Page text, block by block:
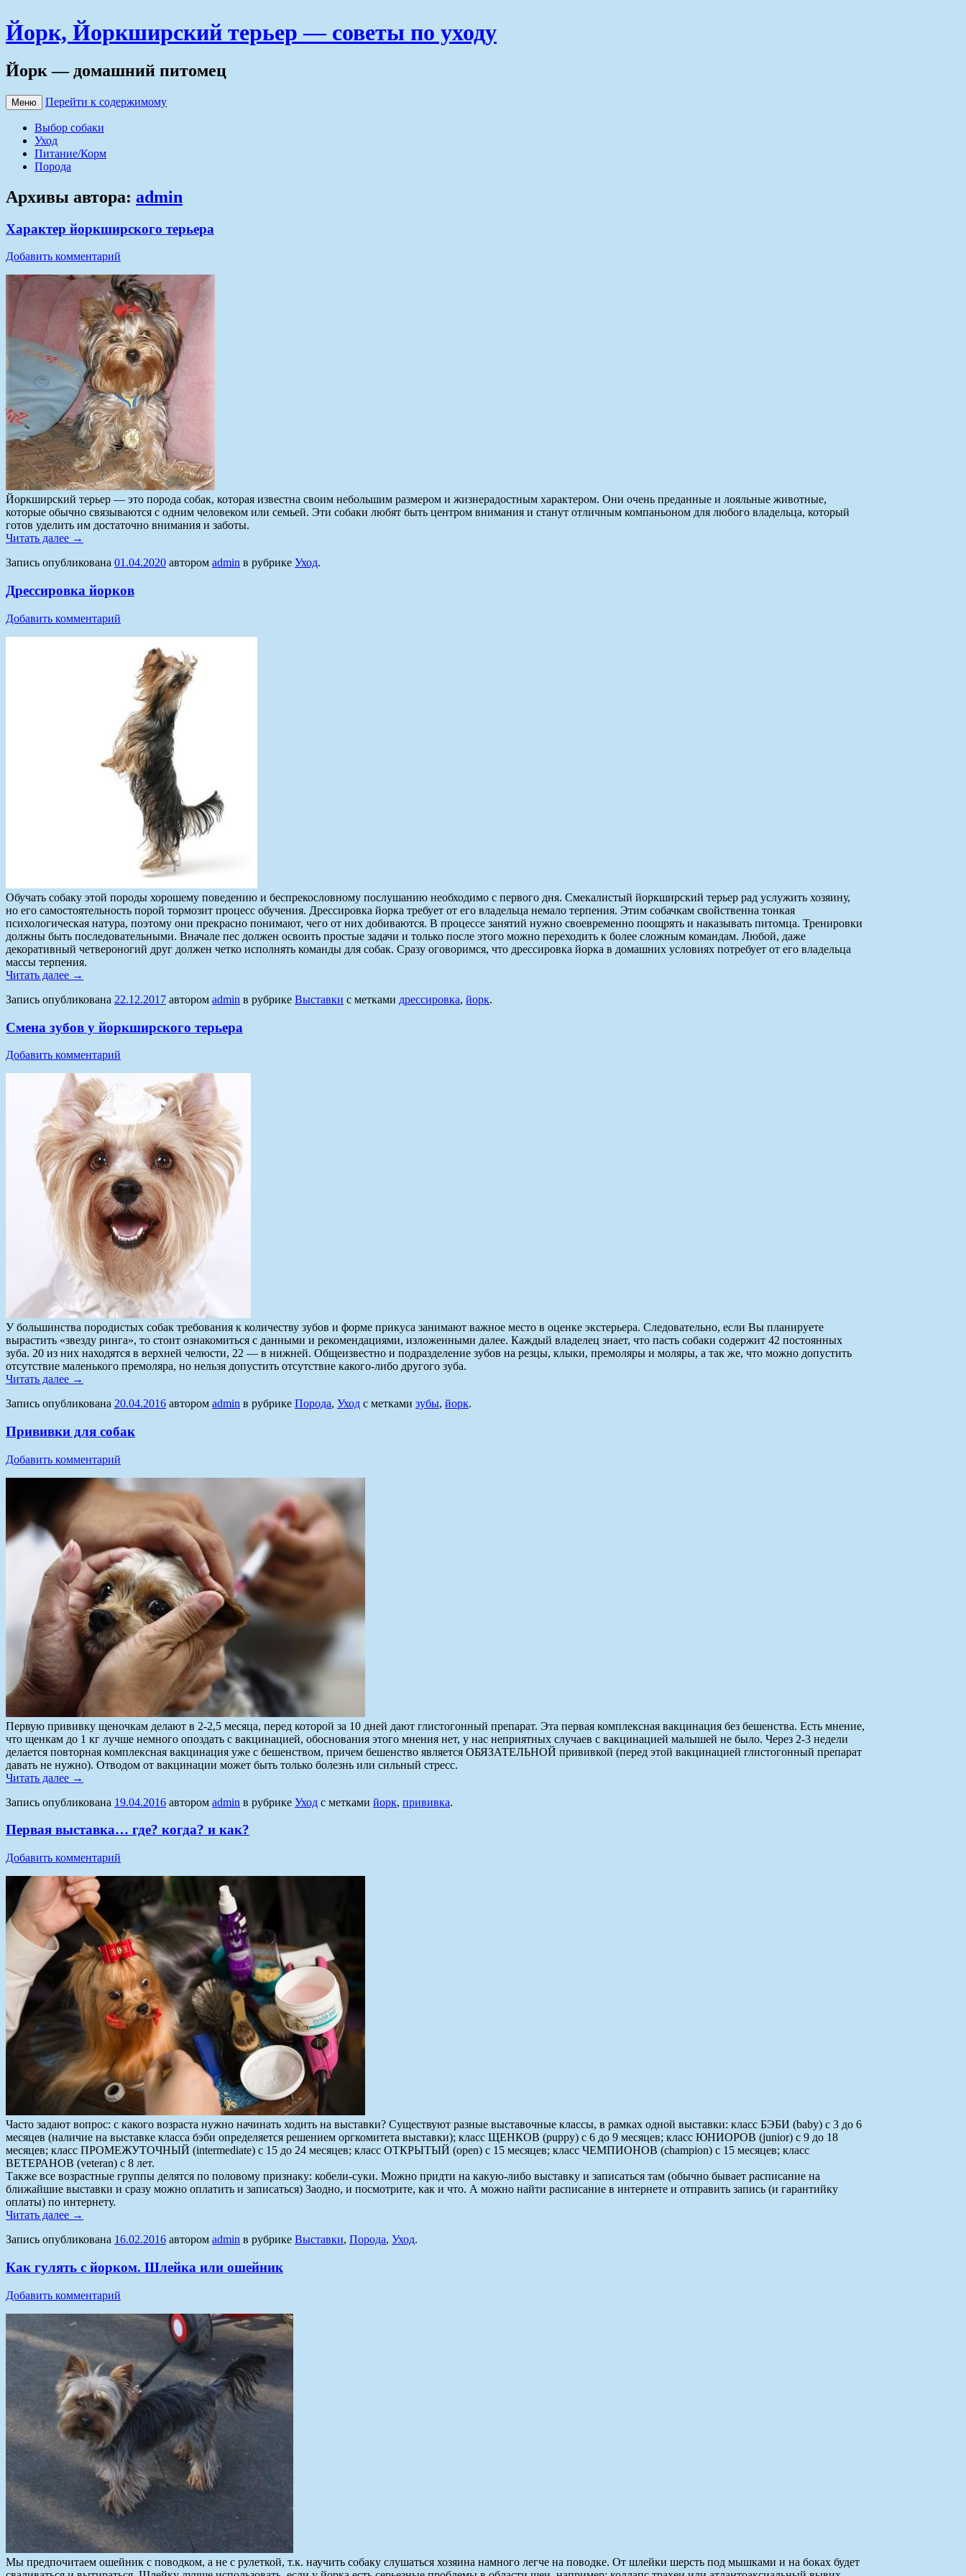
Йорк, Йоркширский терьер — советы по уходу
Йорк — домашний питомец
Меню Перейти к содержимому
Выбор собаки
Уход
Питание/Корм
Порода
Архивы автора: admin
Характер йоркширского терьера
Добавить комментарий
Йоркширский терьер — это порода собак, которая известна своим небольшим размером и жизнерадостным характером. Они очень преданные и лояльные животные,
которые обычно связываются с одним человеком или семьей. Эти собаки любят быть центром внимания и станут отличным компаньоном для любого владельца, который
готов уделить им достаточно внимания и заботы.
Читать далее →
Запись опубликована 01.04.2020 автором admin в рубрике Уход.
Дрессировка йорков
Добавить комментарий
Обучать собаку этой породы хорошему поведению и беспрекословному послушанию необходимо с первого дня. Смекалистый йоркширский терьер рад услужить хозяину,
но его самостоятельность порой тормозит процесс обучения. Дрессировка йорка требует от его владельца немало терпения. Этим собачкам свойственна тонкая
психологическая натура, поэтому они прекрасно понимают, чего от них добиваются. В процессе занятий нужно своевременно поощрять и наказывать питомца. Тренировки
должны быть последовательными. Вначале пес должен освоить простые задачи и только после этого можно переходить к более сложным командам. Любой, даже
декоративный четвероногий друг должен четко исполнять команды для собак. Сразу оговоримся, что дрессировка йорка в домашних условиях потребует от его владельца
массы терпения.
Читать далее →
Запись опубликована 22.12.2017 автором admin в рубрике Выставки с метками дрессировка, йорк.
Смена зубов у йоркширского терьера
Добавить комментарий
У большинства породистых собак требования к количеству зубов и форме прикуса занимают важное место в оценке экстерьера. Следовательно, если Вы планируете
вырастить «звезду ринга», то стоит ознакомиться с данными и рекомендациями, изложенными далее. Каждый владелец знает, что пасть собаки содержит 42 постоянных
зуба. 20 из них находятся в верхней челюсти, 22 — в нижней. Общеизвестно и подразделение зубов на резцы, клыки, премоляры и моляры, а так же, что можно допустить
отсутствие маленького премоляра, но нельзя допустить отсутствие какого-либо другого зуба.
Читать далее →
Запись опубликована 20.04.2016 автором admin в рубрике Порода, Уход с метками зубы, йорк.
Прививки для собак
Добавить комментарий
Первую прививку щеночкам делают в 2-2,5 месяца, перед которой за 10 дней дают глистогонный препарат. Эта первая комплексная вакцинация без бешенства. Есть мнение,
что щенкам до 1 кг лучше немного опоздать с вакцинацией, обоснования этого мнения нет, у нас неприятных случаев с вакцинацией малышей не было. Через 2-3 недели
делается повторная комплексная вакцинация уже с бешенством, причем бешенство является ОБЯЗАТЕЛЬНОЙ прививкой (перед этой вакцинацией глистогонный препарат
давать не нужно). Отводом от вакцинации может быть только болезнь или сильный стресс.
Читать далее →
Запись опубликована 19.04.2016 автором admin в рубрике Уход с метками йорк, прививка.
Первая выставка… где? когда? и как?
Добавить комментарий
Часто задают вопрос: с какого возраста нужно начинать ходить на выставки? Существуют разные выставочные классы, в рамках одной выставки: класс БЭБИ (baby) с 3 до 6
месяцев (наличие на выставке класса бэби определяется решением оргкомитета выставки); класс ЩЕНКОВ (puppy) с 6 до 9 месяцев; класс ЮНИОРОВ (junior) с 9 до 18
месяцев; класс ПРОМЕЖУТОЧНЫЙ (intermediate) с 15 до 24 месяцев; класс ОТКРЫТЫЙ (open) c 15 месяцев; класс ЧЕМПИОНОВ (champion) с 15 месяцев; класс
ВЕТЕРАНОВ (veteran) с 8 лет.
Также все возрастные группы делятся по половому признаку: кобели-суки. Можно придти на какую-либо выставку и записаться там (обычно бывает расписание на
ближайшие выставки и сразу можно оплатить и записаться) Заодно, и посмотрите, как и что. А можно найти расписание в интернете и отправить запись (и гарантийку
оплаты) по интернету.
Читать далее →
Запись опубликована 16.02.2016 автором admin в рубрике Выставки, Порода, Уход.
Как гулять с йорком. Шлейка или ошейник
Добавить комментарий
Мы предпочитаем ошейник с поводком, а не с рулеткой, т.к. научить собаку слушаться хозяина намного легче на поводке. От шлейки шерсть под мышками и на боках будет